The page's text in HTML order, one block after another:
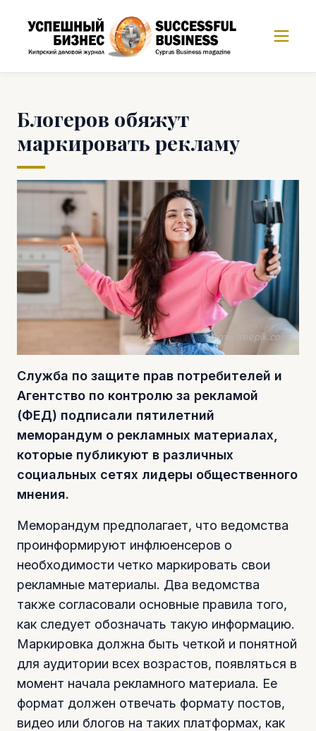
Блогеров обяжут
маркировать рекламу
Фото freepik.com
Служба по защите прав потребителей и
Агентство по контролю за рекламой
(ФЕД) подписали пятилетний
меморандум о рекламных материалах,
которые публикуют в различных
социальных сетях лидеры общественного
мнения.
Меморандум предполагает, что ведомства
проинформируют инфлюенсеров о
необходимости четко маркировать свои
рекламные материалы. Два ведомства
также согласовали основные правила того,
как следует обозначать такую информацию.
Маркировка должна быть четкой и понятной
для аудитории всех возрастов, появляться в
момент начала рекламного материала. Ее
формат должен отвечать формату постов,
видео или блогов на таких платформах, как